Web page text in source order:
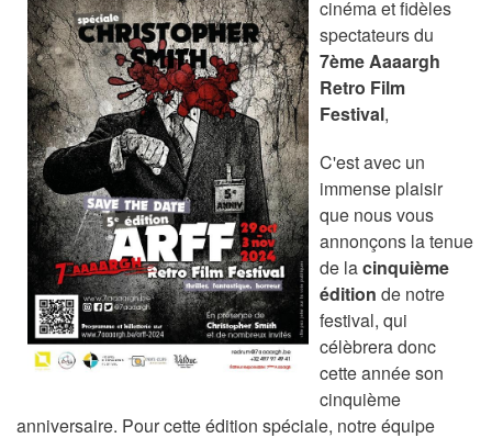
cinéma et fidèles
spectateurs du
7ème Aaaargh
Retro Film
Festival,
C'est avec un
immense plaisir
que nous vous
annonçons la tenue
de lacinquième
édition de notre
festival, qui
célèbrera donc
cette année son
cinquième
anniversaire. Pour cette édition spéciale, notre équipe